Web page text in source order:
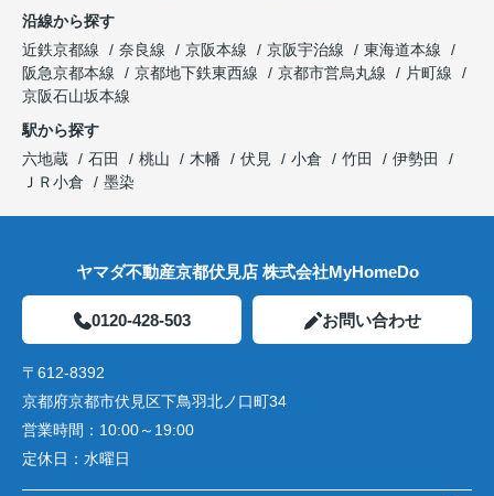
沿線から探す
近鉄京都線
奈良線 京阪本線 京阪宇治線
東海道本線
阪急京都本線
京都地下鉄東西線 京都市営烏丸線
片町線
京阪石山坂本線
駅から探す
六地蔵
石田 桃山 木幡 伏見 小倉 竹田
伊勢田
ＪＲ小倉
墨染
ヤマダ不動産京都伏見店 株式会社MyHomeDo
0120-428-503 お問い合わせ
〒612-8392
京都府京都市伏見区下鳥羽北ノ口町34
営業時間： 10:00～19:00
定休日： 水曜日